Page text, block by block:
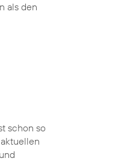
als den
schon so